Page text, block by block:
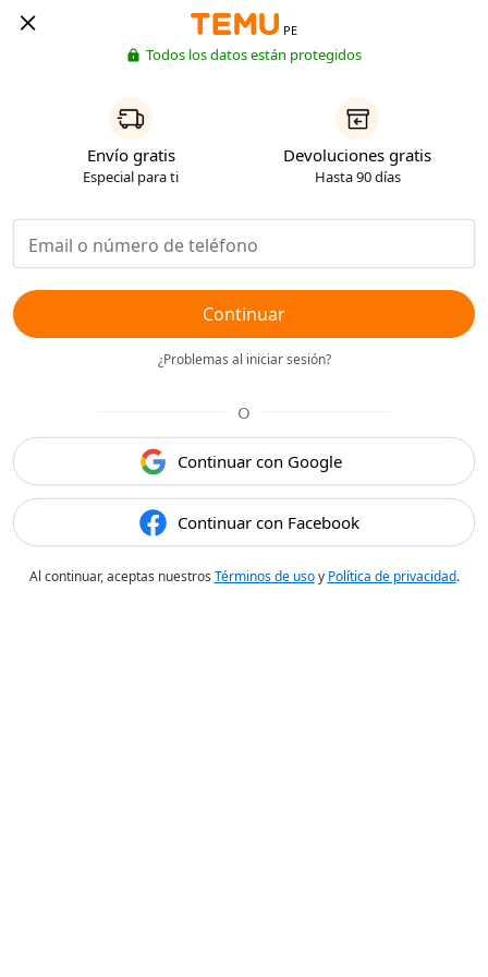
PE
Todos los datos están protegidos
Envío gratis
Especial para ti
Devoluciones gratis
Hasta 90 días
Continuar
¿Problemas al iniciar sesión?
O
Continuar con Google
Continuar con Facebook
Al continuar, aceptas nuestros Términos de usoy Política de privacidad.